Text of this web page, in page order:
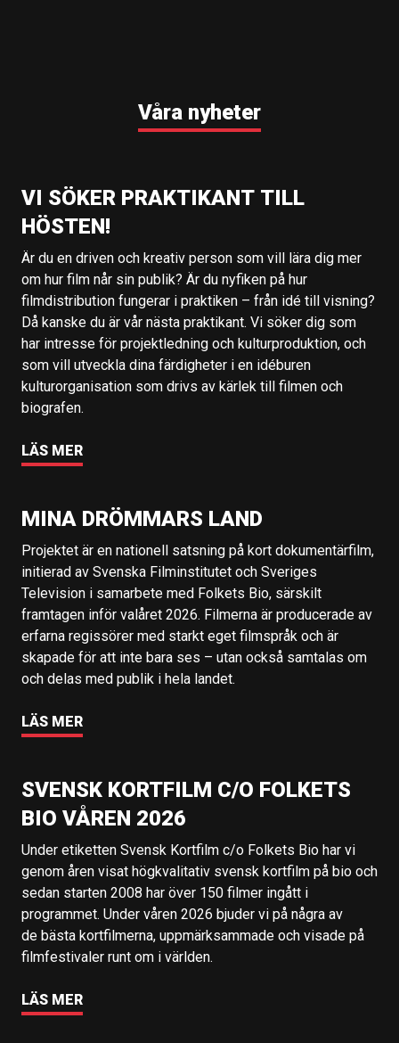
Våra nyheter
VI SÖKER PRAKTIKANT TILL
HÖSTEN!
Är du en driven och kreativ person som vill lära dig mer
om hur film når sin publik? Är du nyfiken på hur
filmdistribution fungerar i praktiken – från idé till visning?
Då kanske du är vår nästa praktikant. Vi söker dig som
har intresse för projektledning och kulturproduktion, och
som vill utveckla dina färdigheter i en idéburen
kulturorganisation som drivs av kärlek till filmen och
biografen.
LÄS MER
MINA DRÖMMARS LAND
Projektet är en nationell satsning på kort dokumentärfilm,
initierad av Svenska Filminstitutet och Sveriges
Television i samarbete med Folkets Bio, särskilt
framtagen inför valåret 2026. Filmerna är producerade av
erfarna regissörer med starkt eget filmspråk och är
skapade för att inte bara ses – utan också samtalas om
och delas med publik i hela landet.
LÄS MER
SVENSK KORTFILM C/O FOLKETS
BIO VÅREN 2026
Under etiketten Svensk Kortfilm c/o Folkets Bio har vi
genom åren visat högkvalitativ svensk kortfilm på bio och
sedan starten 2008 har över 150 filmer ingått i
programmet. Under våren 2026 bjuder vi på några av
de bästa kortfilmerna, uppmärksammade och visade på
filmfestivaler runt om i världen.
LÄS MER